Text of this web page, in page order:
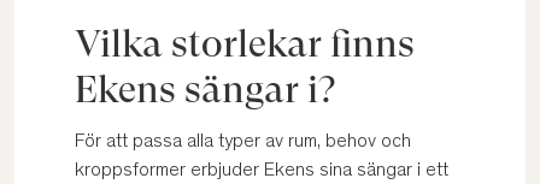
Vilka storlekar finns
Ekens sängar i?
För att passa alla typer av rum, behov och
kroppsformer erbjuder Ekens sina sängar i ett